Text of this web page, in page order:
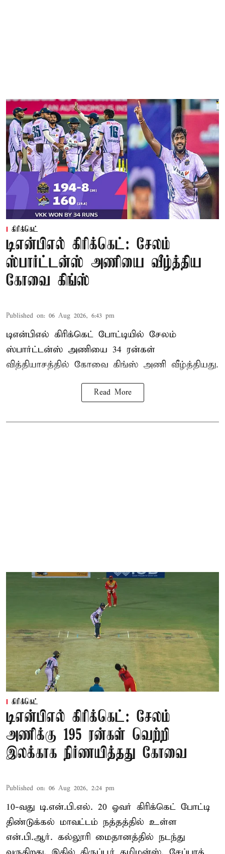
கிரிக்கெட்
டிஎன்பிஎல் கிரிக்கெட்: சேலம்
ஸ்பார்ட்டன்ஸ் அணியை வீழ்த்திய
கோவை கிங்ஸ்
Published on: 06 Aug 2026, 6:43 pm
டிஎன்பிஎல் கிரிக்கெட் போட்டியில் சேலம்
ஸ்பார்ட்டன்ஸ் அணியை 34 ரன்கள்
வித்தியாசத்தில் கோவை கிங்ஸ் அணி வீழ்த்தியது.
Read More
கிரிக்கெட்
டிஎன்பிஎல் கிரிக்கெட்: சேலம்
அணிக்கு 195 ரன்கள் வெற்றி
இலக்காக நிர்ணயித்தது கோவை
Published on: 06 Aug 2026, 2:24 pm
10-வது டி.என்.பி.எல். 20 ஓவர் கிரிக்கெட் போட்டி
திண்டுக்கல் மாவட்டம் நத்தத்தில் உள்ள
என்.பி.ஆர். கல்லூரி மைதானத்தில் நடந்து